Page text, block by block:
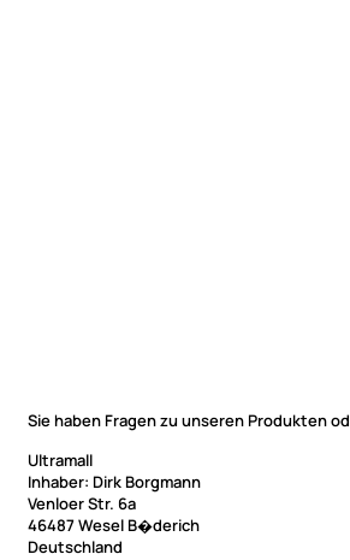
Sie haben Fragen zu unseren Produkten
Ultramall
Inhaber: Dirk Borgmann
Venloer Str. 6a
46487 Wesel B�derich
Deutschland